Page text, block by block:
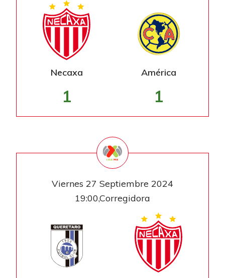
Necaxa
1
América
1
Viernes 27 Septiembre 2024
19:00,Corregidora